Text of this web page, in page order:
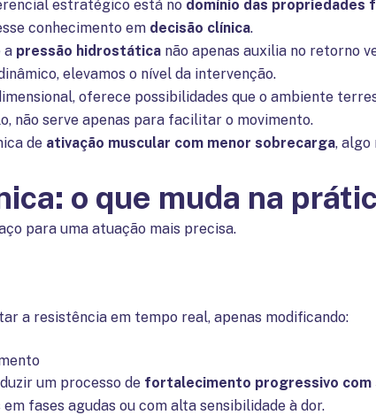
estratégico está no domínio das propriedades
conhecimento em decisão clínica.
a pressão hidrostática não apenas auxilia no retorno
elevamos o nível da intervenção.
oferece possibilidades que o ambiente
não serve apenas para facilitar o movimento.
de ativação muscular com menor sobrecarga, algo
o que muda na
para uma atuação mais precisa.
a resistência em tempo real, apenas modificando:
um processo de fortalecimento progressivo com
fases agudas ou com alta sensibilidade à dor.